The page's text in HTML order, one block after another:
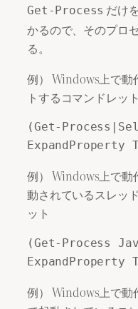
Get-Process だけ
かるので、そのプロ
る。
例） Windows上で動
トするコマンドレット
(Get-
ExpandProperty
例） Windows上で動
動されているスレッ
ット
(Get-Process
ExpandProperty
例） Windows上で動